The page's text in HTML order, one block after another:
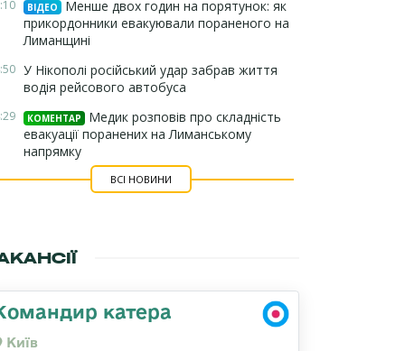
ВІДЕО
Менше двох годин на порятунок: як
прикордонники евакуювали пораненого на
Лиманщині
У Нікополі російський удар забрав життя
водія рейсового автобуса
КОМЕНТАР
Медик розповів про складність
евакуації поранених на Лиманському
напрямку
ВСІ НОВИНИ
катера
Київ